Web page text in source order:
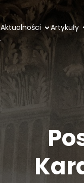
Aktualności Artykuły